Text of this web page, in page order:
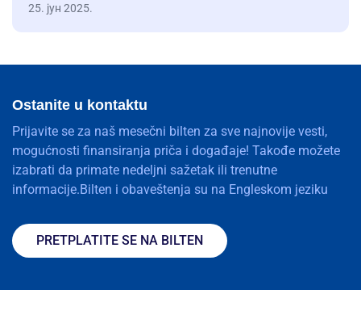
25. јун 2025.
Ostanite u kontaktu
Prijavite se za naš mesečni bilten za sve najnovije vesti,
mogućnosti finansiranja priča i događaje! Takođe možete
izabrati da primate nedeljni sažetak ili trenutne
informacije.Bilten i obaveštenja su na Engleskom jeziku
PRETPLATITE SE NA BILTEN